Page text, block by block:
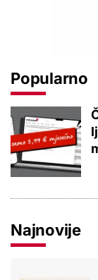
Popularno
Najnovije